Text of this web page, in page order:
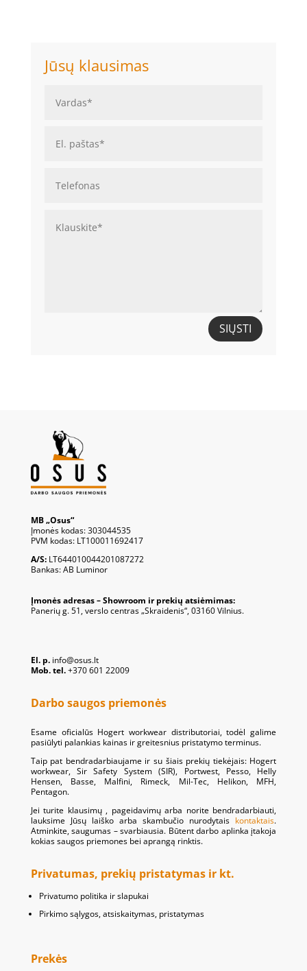
Jūsų klausimas
SIŲSTI
MB „Osus“
Įmonės kodas: 303044535
PVM kodas: LT100011692417
A/S:LT644010044201087272
Bankas: AB Luminor
Įmonės adresas – Showroom ir prekių atsiėmimas:
Panerių g. 51, verslo centras „Skraidenis“, 03160 Vilnius.
El. p.info@osus.lt
Mob. tel.+370 601 22009
Darbo saugos priemonės
Esame oficialūs Hogert workwear distributoriai, todėl galime
pasiūlyti palankias kainas ir greitesnius pristatymo terminus.
Taip pat bendradarbiaujame ir su šiais prekių tiekėjais: Hogert
workwear, Sir Safety System (SIR), Portwest, Pesso, Helly
Hensen, Basse, Malfini, Rimeck, Mil-Tec, Helikon, MFH,
Pentagon.
Jei turite klausimų , pageidavimų arba norite bendradarbiauti,
lauksime Jūsų laiško arba skambučio nurodytais kontaktais.
Atminkite, saugumas – svarbiausia. Būtent darbo aplinka įtakoja
kokias saugos priemones bei aprangą rinktis.
Privatumas, prekių pristatymas ir kt.
Privatumo politika ir slapukai
Pirkimo sąlygos, atsiskaitymas, pristatymas
Prekės